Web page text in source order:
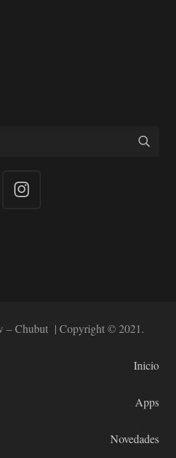
– Chubut | Copyright © 2021.
Inicio
Apps
Novedades